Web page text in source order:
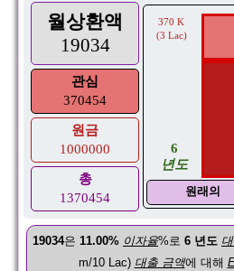
월상환액
19034
관심
370454
원금
1000000
총
1370454
370 K
(3 Lac)
6
년도
원래의
19034은 11.00% 이자율%로 6 년도
m/10 Lac) 대출 금액에 대해